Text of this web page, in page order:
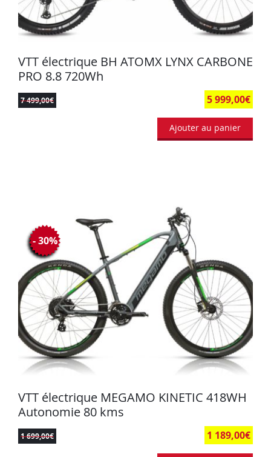
VTT électrique BH ATOMX LYNX CARBONE
PRO 8.8 720Wh
7 499,00€ 5 999,00€
Ajouter au panier
VTT électrique MEGAMO KINETIC 418WH
Autonomie 80 kms
1 699,00€ 1 189,00€
- 30%